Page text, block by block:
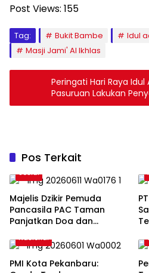
Post Views: 155
Tag: Bukit Bambe
Idul
Masji Jami' Al Ikhlas
Peringati Hari Raya Idul
Pasuruan Lakukan
Pemotongan Hewan
Pos Terkait
Sosial
Majelis Dzikir Pemuda
Pancasila PAC Taman
Panjatkan Doa dan
Tahun untuk Ketua MPC
Pemuda Pancasila Sidoarjo
Nasional
PMI Kota Pekanbaru: